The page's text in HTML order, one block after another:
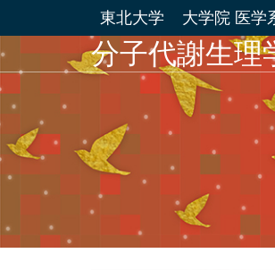
東北大学 大学院 医学
分子代謝生理